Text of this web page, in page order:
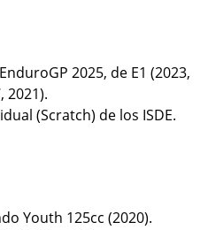
2025, de E1 (2023,
2021).
(Scratch) de los ISDE.
Youth 125cc (2020).